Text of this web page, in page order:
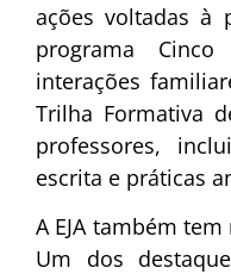
ações voltadas à
programa
interações
Trilha Formativa
professores,
escrita e práticas
A EJA também
Um dos